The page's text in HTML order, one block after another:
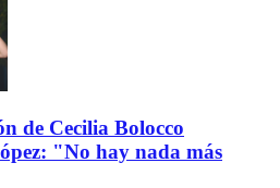
de Cecilia Bolocco
"No hay nada más